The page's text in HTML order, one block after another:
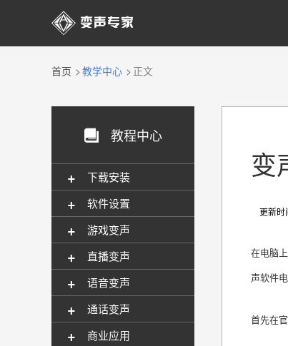

首页 教学中心 正文
 教程中心
下载安装
+
软件设置
+
游戏变声
+
直播变声
+
语音变声
+
通话变声
+
商业应用
+
变
更新时
在电脑
声软件
首先在